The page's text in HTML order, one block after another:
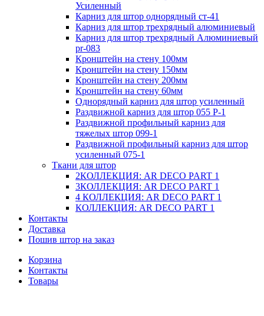
Усиленный
Карниз для штор однорядный ст-41
Карниз для штор трехрядный алюминиевый
Карниз для штор трехрядный Алюминиевый
pr-083
Кронштейн на стену 100мм
Кронштейн на стену 150мм
Кронштейн на стену 200мм
Кронштейн на стену 60мм
Однорядный карниз для штор усиленный
Раздвижной карниз для штор 055 P-1
Раздвижной профильный карниз для
тяжелых штор 099-1
Раздвижной профильный карниз для штор
усиленный 075-1
Ткани для штор
2КОЛЛЕКЦИЯ: AR DECO PART 1
3КОЛЛЕКЦИЯ: AR DECO PART 1
4 КОЛЛЕКЦИЯ: AR DECO PART 1
КОЛЛЕКЦИЯ: AR DECO PART 1
Контакты
Доставка
Пошив штор на заказ
Корзина
Контакты
Товары